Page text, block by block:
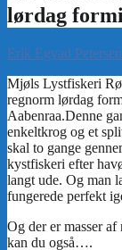
Erik Egvad Petersen